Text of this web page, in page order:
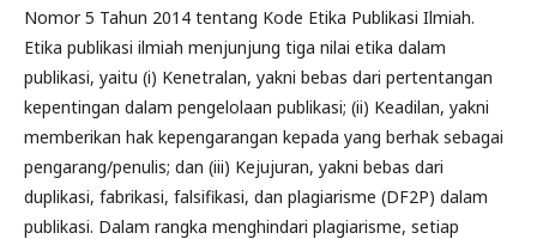
Nomor 5 Tahun 2014 tentang Kode Etika Publikasi Ilmiah.
Etika publikasi ilmiah menjunjung tiga nilai etika dalam
publikasi, yaitu (i) Kenetralan, yakni bebas dari pertentangan
kepentingan dalam pengelolaan publikasi; (ii) Keadilan, yakni
memberikan hak kepengarangan kepada yang berhak sebagai
pengarang/penulis; dan (iii) Kejujuran, yakni bebas dari
duplikasi, fabrikasi, falsifikasi, dan plagiarisme (DF2P) dalam
publikasi. Dalam rangka menghindari plagiarisme, setiap